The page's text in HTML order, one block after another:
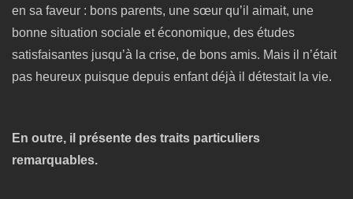
en sa faveur : bons parents, une sœur qu’il aimait, une
bonne situation sociale et économique, des études
satisfaisantes jusqu’à la crise, de bons amis. Mais il n’était
pas heureux puisque depuis enfant déjà il détestait la vie.
En outre, il présente des traits particuliers
remarquables.